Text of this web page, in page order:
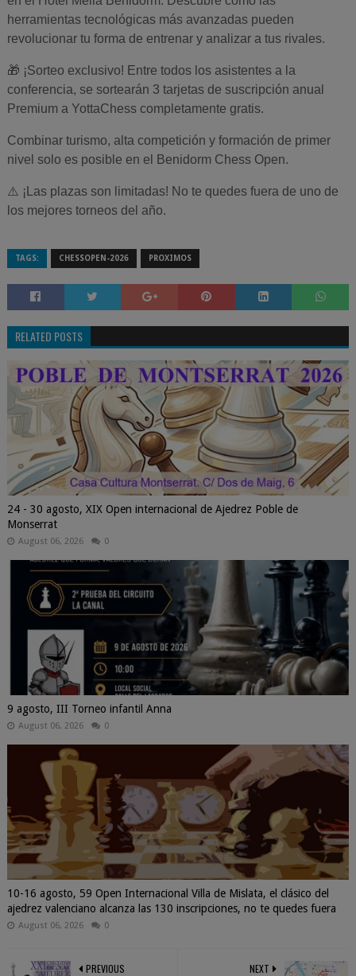
herramientas tecnológicas más avanzadas pueden
revolucionar tu forma de entrenar y analizar a tus rivales.
🎁 ¡Sorteo exclusivo! Entre todos los asistentes a la
conferencia, se sortearán 3 tarjetas de suscripción anual
Premium a YottaChess completamente gratis.
Combinar turismo, alta competición y formación de primer
nivel solo es posible en el Benidorm Chess Open.
⚠️ ¡Las plazas son limitadas! No te quedes fuera de uno de
los mejores torneos del año.
TAGS: CHESSOPEN-2026 PROXIMOS
RELATED POSTS
24 - 30 agosto, XIX Open internacional de Ajedrez Poble de
Monserrat
August 06, 2026 0
9 agosto, III Torneo infantil Anna
August 06, 2026 0
10-16 agosto, 59 Open Internacional Villa de Mislata, el clásico del
ajedrez valenciano alcanza las 130 inscripciones, no te quedes fuera
August 06, 2026 0
NEXT
PREVIOUS